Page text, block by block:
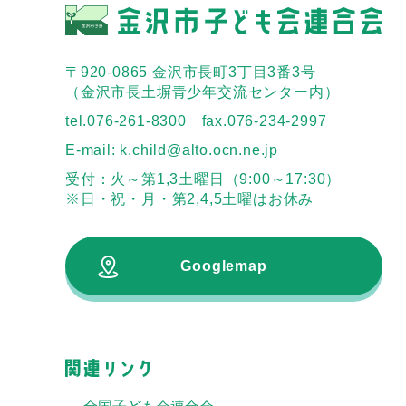
〒920-0865 金沢市長町3丁目3番3号
（金沢市長土塀青少年交流センター内）
tel.076-261-8300 fax.076-234-2997
E-mail: k.child@alto.ocn.ne.jp
受付：火～第1,3土曜日（9:00～17:30）
※日・祝・月・第2,4,5土曜はお休み
Googlemap